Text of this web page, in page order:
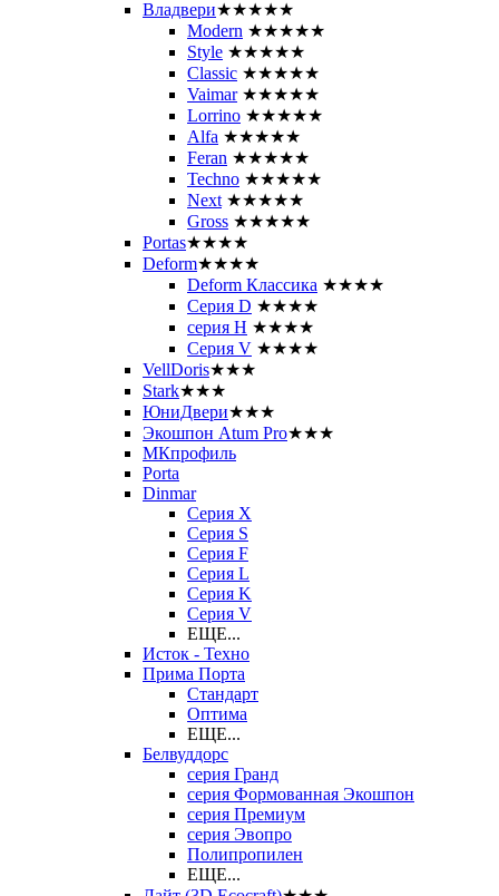
Владвери★★★★★
Modern ★★★★★
Style ★★★★★
Classic ★★★★★
Vaimar ★★★★★
Lorrino ★★★★★
Alfa ★★★★★
Feran ★★★★★
Techno ★★★★★
Next ★★★★★
Gross ★★★★★
Portas★★★★
Deform★★★★
Deform Классика ★★★★
Серия D ★★★★
серия H ★★★★
Серия V ★★★★
VellDoris★★★
Stark★★★
ЮниДвери★★★
Экошпон Atum Pro★★★
МКпрофиль
Porta
Dinmar
Серия X
Серия S
Серия F
Серия L
Серия K
Серия V
ЕЩЕ...
Исток - Техно
Прима Порта
Стандарт
Оптима
ЕЩЕ...
Белвуддорс
серия Гранд
серия Формованная Экошпон
серия Премиум
серия Эвопро
Полипропилен
ЕЩЕ...